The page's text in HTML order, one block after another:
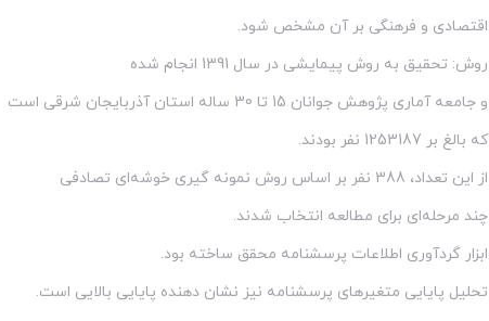
اقتصادی و فرهنگی بر آن مشخص شود.
روش: تحقیق به روش پیمایشی در سال 1391 انجام شده
و جامعه آماری پژوهش جوانان 15 تا 30 ساله استان آذربایجان شرقی است
که بالغ بر 1253187 نفر بودند.
از این تعداد، 388 نفر بر اساس روش نمونه گیری خوشه‌ای تصادفی
چند مرحله‌ای برای مطالعه انتخاب شدند.
ابزار گردآوری اطلاعات پرسشنامه محقق ساخته بود.
تحلیل پایایی متغیرهای پرسشنامه نیز نشان دهنده پایایی بالایی است.